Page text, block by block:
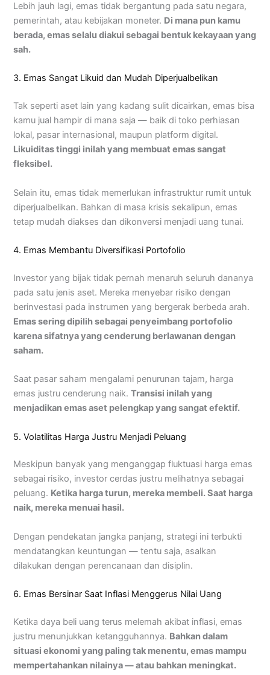
Lebih jauh lagi, emas tidak bergantung pada satu negara,
pemerintah, atau kebijakan moneter. Di mana pun kamu
berada, emas selalu diakui sebagai bentuk kekayaan yang
sah.
3. Emas Sangat Likuid dan Mudah Diperjualbelikan
Tak seperti aset lain yang kadang sulit dicairkan, emas bisa
kamu jual hampir di mana saja — baik di toko perhiasan
lokal, pasar internasional, maupun platform digital.
Likuiditas tinggi inilah yang membuat emas sangat
fleksibel.
Selain itu, emas tidak memerlukan infrastruktur rumit untuk
diperjualbelikan. Bahkan di masa krisis sekalipun, emas
tetap mudah diakses dan dikonversi menjadi uang tunai.
4. Emas Membantu Diversifikasi Portofolio
Investor yang bijak tidak pernah menaruh seluruh dananya
pada satu jenis aset. Mereka menyebar risiko dengan
berinvestasi pada instrumen yang bergerak berbeda arah.
Emas sering dipilih sebagai penyeimbang portofolio
karena sifatnya yang cenderung berlawanan dengan
saham.
Saat pasar saham mengalami penurunan tajam, harga
emas justru cenderung naik.Transisi inilah yang
menjadikan emas aset pelengkap yang sangat efektif.
5. Volatilitas Harga Justru Menjadi Peluang
Meskipun banyak yang menganggap fluktuasi harga emas
sebagai risiko, investor cerdas justru melihatnya sebagai
peluang. Ketika harga turun, mereka membeli. Saat harga
naik, mereka menuai hasil.
Dengan pendekatan jangka panjang, strategi ini terbukti
mendatangkan keuntungan — tentu saja, asalkan
dilakukan dengan perencanaan dan disiplin.
6. Emas Bersinar Saat Inflasi Menggerus Nilai Uang
Ketika daya beli uang terus melemah akibat inflasi, emas
justru menunjukkan ketangguhannya. Bahkan dalam
situasi ekonomi yang paling tak menentu, emas mampu
mempertahankan nilainya — atau bahkan meningkat.